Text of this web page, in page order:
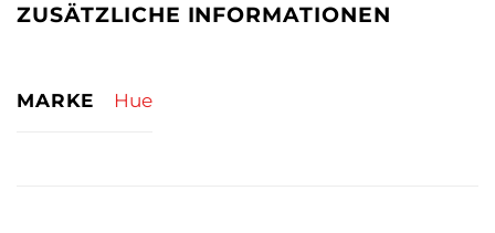
ZUSÄTZLICHE INFORMATIONEN
MARKE Hue